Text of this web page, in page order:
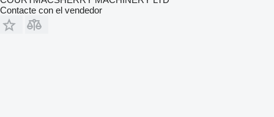
Contacte con el vendedor